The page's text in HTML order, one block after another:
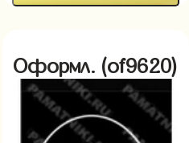
Оформл. (of9620)